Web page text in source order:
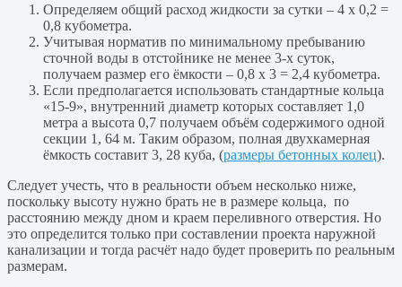
Определяем общий расход жидкости за сутки – 4 х 0,2 =
0,8 кубометра.
Учитывая норматив по минимальному пребыванию
сточной воды в отстойнике не менее 3-х суток,
получаем размер его ёмкости – 0,8 х 3 = 2,4 кубометра.
Если предполагается использовать стандартные кольца
«15-9», внутренний диаметр которых составляет 1,0
метра а высота 0,7 получаем объём содержимого одной
секции 1, 64 м. Таким образом, полная двухкамерная
ёмкость составит 3, 28 куба, (размеры бетонных колец).
Следует учесть, что в реальности объем несколько ниже,
поскольку высоту нужно брать не в размере кольца, по
расстоянию между дном и краем переливного отверстия. Но
это определится только при составлении проекта наружной
канализации и тогда расчёт надо будет проверить по реальным
размерам.